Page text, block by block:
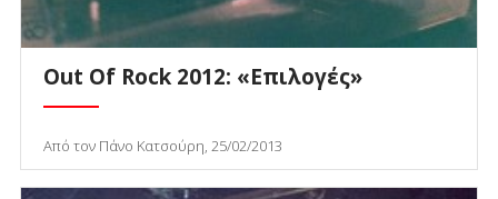
Out Of Rock 2012: «Επιλογές»
Από τον Πάνο Κατσούρη, 25/02/2013